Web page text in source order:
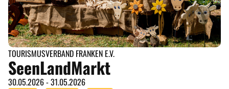
TOURISMUSVERBAND FRANKEN E.V.
SeenLandMarkt
30.05.2026 - 31.05.2026